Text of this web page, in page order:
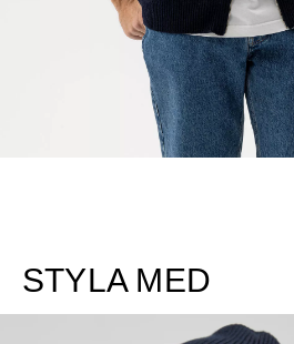
STYLA MED